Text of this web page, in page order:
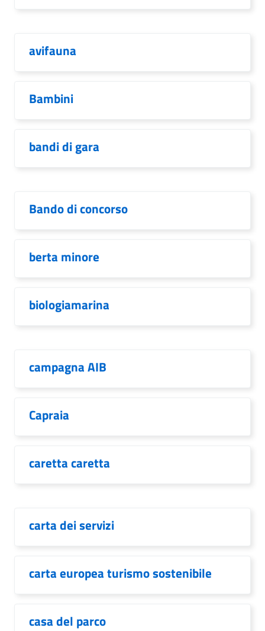
avifauna
Bambini
bandi di gara
Bando di concorso
berta minore
biologiamarina
campagna AIB
Capraia
caretta caretta
carta dei servizi
carta europea turismo sostenibile
casa del parco